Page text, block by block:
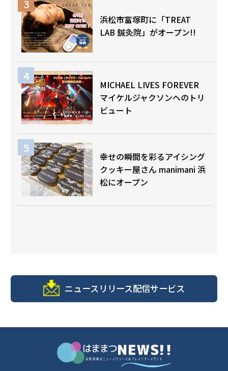
浜松市富塚町に「TREAT
LAB 鍼灸院」がオープン!!
MICHAEL LIVES FOREVER
マイケルジャクソンへのトリ
ビュート
幸せの瞬間を彩るアイシング
クッキー屋さん manimani 浜
松にオープン
ニュースリリース配信サービス